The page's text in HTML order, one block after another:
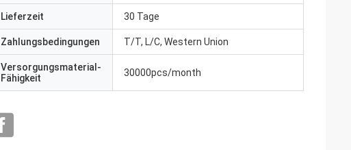
Lieferzeit 30 Tage
Zahlungsbedingungen T/T, L/C, Western Union
Versorgungsmaterial-
Fähigkeit
30000pcs/month